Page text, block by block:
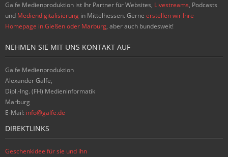
Galfe Medienproduktion ist Ihr Partner für Websites, Livestreams, Podcasts
und Mediendigitalisierung in Mittelhessen. Gerne erstellen wir Ihre
Homepage in Gießen oder Marburg, aber auch bundesweit!
NEHMEN SIE MIT UNS KONTAKT AUF
Galfe Medienproduktion
Alexander Galfe,
Dipl.-Ing. (FH) Medieninformatik
Marburg
E-Mail: info@galfe.de
DIREKTLINKS
Geschenkidee für sie und ihn